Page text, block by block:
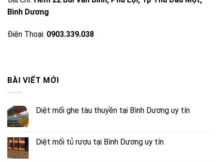
Bình Dương
Điện Thoại: 0903.339.038
BÀI VIẾT MỚI
Diệt mối ghe tàu thuyền tại Bình Dương uy tín
Diệt mối tủ rượu tại Bình Dương uy tín